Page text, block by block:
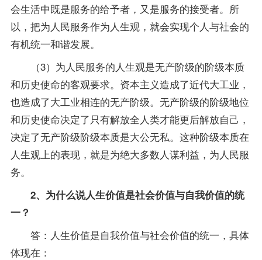
会生活中既是服务的给予者，又是服务的接受者。所
以，把为人民服务作为人生观，就会实现个人与社会的
有机统一和谐发展。
（3）为人民服务的人生观是无产阶级的阶级本质
和历史使命的客观要求。资本主义造成了近代大工业，
也造成了大工业相连的无产阶级。无产阶级的阶级地位
和历史使命决定了只有解放全人类才能更后解放自己，
决定了无产阶级阶级本质是大公无私。这种阶级本质在
人生观上的表现，就是为绝大多数人谋利益，为人民服
务。
2、为什么说人生价值是社会价值与自我价值的统
一？
答：人生价值是自我价值与社会价值的统一，具体
体现在：